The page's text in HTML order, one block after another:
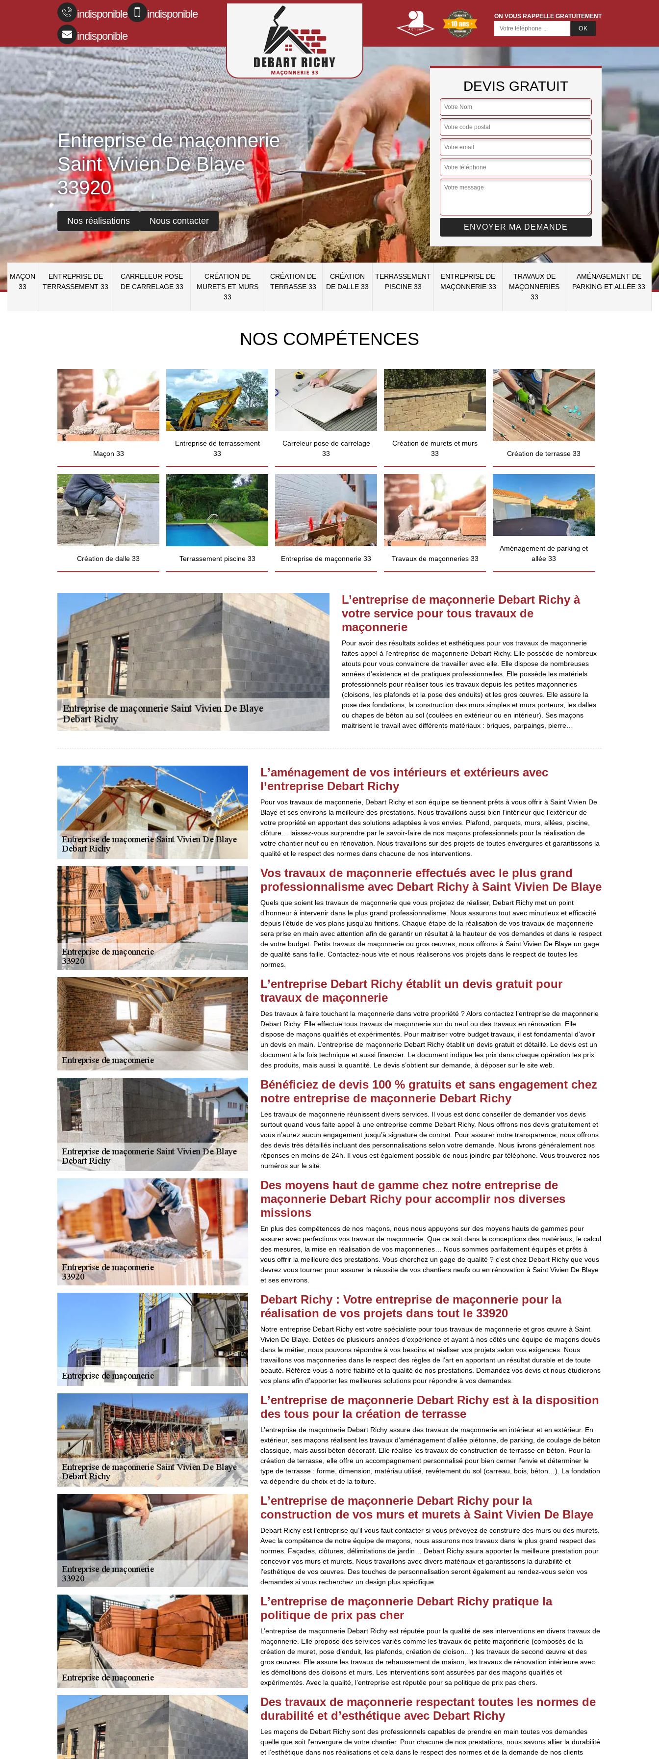
indisponible
indisponible
indisponible
ON VOUS RAPPELLE GRATUITEMENT
Entreprise de maçonnerie
Saint Vivien De Blaye
33920
Nos réalisations Nous contacter
DEVIS GRATUIT
MAÇON
33
ENTREPRISE DE
TERRASSEMENT 33
CARRELEUR POSE
DE CARRELAGE 33
CRÉATION DE
MURETS ET MURS
33
CRÉATION DE
TERRASSE 33
CRÉATION
DE DALLE 33
TERRASSEMENT
PISCINE 33
ENTREPRISE DE
MAÇONNERIE 33
TRAVAUX DE
MAÇONNERIES
33
AMÉNAGEMENT DE
PARKING ET ALLÉE 33
NOS COMPÉTENCES
Maçon 33
Entreprise de terrassement
33
Carreleur pose de carrelage
33
Création de murets et murs
33
Création de terrasse 33
Création de dalle 33 Terrassement piscine 33 Entreprise de maçonnerie 33 Travaux de maçonneries 33
Aménagement de parking et
allée 33
L’entreprise de maçonnerie Debart Richy à
votre service pour tous travaux de
maçonnerie
Pour avoir des résultats solides et esthétiques pour vos travaux de maçonnerie
faites appel à l’entreprise de maçonnerie Debart Richy. Elle possède de nombreux
atouts pour vous convaincre de travailler avec elle. Elle dispose de nombreuses
années d’existence et de pratiques professionnelles. Elle possède les matériels
professionnels pour réaliser tous les travaux depuis les petites maçonneries
(cloisons, les plafonds et la pose des enduits) et les gros œuvres. Elle assure la
pose des fondations, la construction des murs simples et murs porteurs, les dalles
ou chapes de béton au sol (coulées en extérieur ou en intérieur). Ses maçons
maitrisent le travail avec différents matériaux : briques, parpaings, pierre…
L’aménagement de vos intérieurs et extérieurs avec
l’entreprise Debart Richy
Pour vos travaux de maçonnerie, Debart Richy et son équipe se tiennent prêts à vous offrir à Saint Vivien De
Blaye et ses environs la meilleure des prestations. Nous travaillons aussi bien l’intérieur que l’extérieur de
votre propriété en apportant des solutions adaptées à vos envies. Plafond, parquets, murs, allées, piscine,
clôture… laissez-vous surprendre par le savoir-faire de nos maçons professionnels pour la réalisation de
votre chantier neuf ou en rénovation. Nous travaillons sur des projets de toutes envergures et garantissons la
qualité et le respect des normes dans chacune de nos interventions.
Vos travaux de maçonnerie effectués avec le plus grand
professionnalisme avec Debart Richy à Saint Vivien De Blaye
Quels que soient les travaux de maçonnerie que vous projetez de réaliser, Debart Richy met un point
d’honneur à intervenir dans le plus grand professionnalisme. Nous assurons tout avec minutieux et efficacité
depuis l’étude de vos plans jusqu’au finitions. Chaque étape de la réalisation de vos travaux de maçonnerie
sera prise en main avec attention afin de garantir un résultat à la hauteur de vos demandes et dans le respect
de votre budget. Petits travaux de maçonnerie ou gros œuvres, nous offrons à Saint Vivien De Blaye un gage
de qualité sans faille. Contactez-nous vite et nous réaliserons vos projets dans le respect de toutes les
normes.
L’entreprise Debart Richy établit un devis gratuit pour
travaux de maçonnerie
Des travaux à faire touchant la maçonnerie dans votre propriété ? Alors contactez l’entreprise de maçonnerie
Debart Richy. Elle effectue tous travaux de maçonnerie sur du neuf ou des travaux en rénovation. Elle
dispose de maçons qualifiés et expérimentés. Pour maitriser votre budget travaux, il est fondamental d’avoir
un devis en main. L’entreprise de maçonnerie Debart Richy établit un devis gratuit et détaillé. Le devis est un
document à la fois technique et aussi financier. Le document indique les prix dans chaque opération les prix
des produits, mais aussi la quantité. Le devis s’obtient sur demande, à déposer sur le site web.
Bénéficiez de devis 100 % gratuits et sans engagement chez
notre entreprise de maçonnerie Debart Richy
Les travaux de maçonnerie réunissent divers services. Il vous est donc conseiller de demander vos devis
surtout quand vous faite appel à une entreprise comme Debart Richy. Nous offrons nos devis gratuitement et
vous n’aurez aucun engagement jusqu’à signature de contrat. Pour assurer notre transparence, nous offrons
des devis très détaillés incluant des personnalisations selon votre demande. Nous livrons généralement nos
réponses en moins de 24h. Il vous est également possible de nous joindre par téléphone. Vous trouverez nos
numéros sur le site.
Des moyens haut de gamme chez notre entreprise de
maçonnerie Debart Richy pour accomplir nos diverses
missions
En plus des compétences de nos maçons, nous nous appuyons sur des moyens hauts de gammes pour
assurer avec perfections vos travaux de maçonnerie. Que ce soit dans la conceptions des matériaux, le calcul
des mesures, la mise en réalisation de vos maçonneries… Nous sommes parfaitement équipés et prêts à
vous offrir la meilleure des prestations. Vous cherchez un gage de qualité ? c’est chez Debart Richy que vous
devrez vous tourner pour assurer la réussite de vos chantiers neufs ou en rénovation à Saint Vivien De Blaye
et ses environs.
Debart Richy : Votre entreprise de maçonnerie pour la
réalisation de vos projets dans tout le 33920
Notre entreprise Debart Richy est votre spécialiste pour tous travaux de maçonnerie et gros œuvre à Saint
Vivien De Blaye. Dotées de plusieurs années d’expérience et ayant à nos côtés une équipe de maçons doués
dans le métier, nous pouvons répondre à vos besoins et réaliser vos projets selon vos exigences. Nous
travaillons vos maçonneries dans le respect des règles de l’art en apportant un résultat durable et de toute
beauté. Référez-vous à notre fiabilité et la qualité de nos prestations. Demandez vos devis et nous étudierons
vos plans afin d’apporter les meilleures solutions pour répondre à vos demandes.
L’entreprise de maçonnerie Debart Richy est à la disposition
des tous pour la création de terrasse
L’entreprise de maçonnerie Debart Richy assure des travaux de maçonnerie en intérieur et en extérieur. En
extérieur, ses maçons réalisent les travaux d’aménagement d’allée piétonne, de parking, de coulage de béton
classique, mais aussi béton décoratif. Elle réalise les travaux de construction de terrasse en béton. Pour la
création de terrasse, elle offre un accompagnement personnalisé pour bien cerner l’envie et déterminer le
type de terrasse : forme, dimension, matériau utilisé, revêtement du sol (carreau, bois, béton…). La fondation
va dépendre du choix et de la toiture.
L’entreprise de maçonnerie Debart Richy pour la
construction de vos murs et murets à Saint Vivien De Blaye
Debart Richy est l’entreprise qu’il vous faut contacter si vous prévoyez de construire des murs ou des murets.
Avec la compétence de notre équipe de maçons, nous assurons nos travaux dans le plus grand respect des
normes. Façades, clôtures, délimitations de jardin… Debart Richy saura apporter la meilleure prestation pour
concevoir vos murs et murets. Nous travaillons avec divers matériaux et garantissons la durabilité et
l’esthétique de vos œuvres. Des touches de personnalisation seront également au rendez-vous selon vos
demandes si vous recherchez un design plus spécifique.
L’entreprise de maçonnerie Debart Richy pratique la
politique de prix pas cher
L’entreprise de maçonnerie Debart Richy est réputée pour la qualité de ses interventions en divers travaux de
maçonnerie. Elle propose des services variés comme les travaux de petite maçonnerie (composés de la
création de muret, pose d’enduit, les plafonds, création de cloison…) les travaux de second œuvre et des
gros œuvres. Elle assure les travaux de rehaussement de maison, les travaux de rénovation intérieure avec
les démolitions des cloisons et murs. Les interventions sont assurées par des maçons qualifiés et
expérimentés. Avec la qualité, l’entreprise est réputée pour sa politique de prix pas chers.
Des travaux de maçonnerie respectant toutes les normes de
durabilité et d’esthétique avec Debart Richy
Les maçons de Debart Richy sont des professionnels capables de prendre en main toutes vos demandes
quelle que soit l’envergure de votre chantier. Pour chacune de nos prestations, nous savons allier la durabilité
et l’esthétique dans nos réalisations et cela dans le respect des normes et de la demande de nos clients